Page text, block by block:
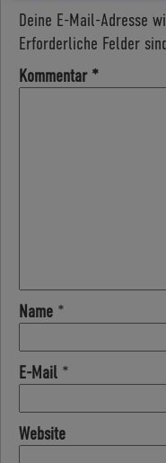
Deine E-Mail-Adresse
Erforderliche Felder
Kommentar *
Name *
E-Mail *
Website